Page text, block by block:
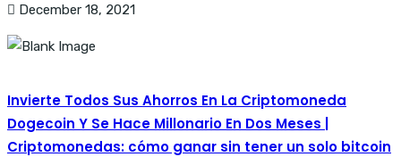
December 18, 2021
Invierte Todos Sus Ahorros En La Criptomoneda
Dogecoin Y Se Hace Millonario En Dos Meses |
Criptomonedas: cómo ganar sin tener un solo bitcoin